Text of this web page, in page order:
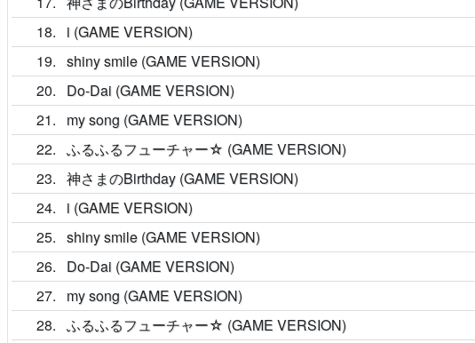
18
i (GAME VERSION)
19
shiny smile (GAME VERSION)
20
Do-Dai (GAME VERSION)
21
my song (GAME VERSION)
22
ふるふるフューチャー☆ (GAME VERSION)
23
神さまのBirthday (GAME VERSION)
24
i (GAME VERSION)
25
shiny smile (GAME VERSION)
26
Do-Dai (GAME VERSION)
27
my song (GAME VERSION)
28
ふるふるフューチャー☆ (GAME VERSION)